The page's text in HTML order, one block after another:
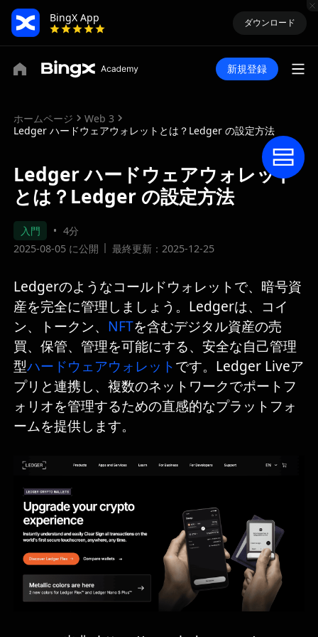
BingX App
ダウンロード
新規登録
ホームページ
Web 3
Ledger ハードウェアウォレットとは？Ledger の設定方法
Ledger ハードウェアウォレット
とは？Ledger の設定方法
入門
4分
2025-08-05 に公開
最終更新：2025-12-25
Ledgerのようなコールドウォレットで、暗号資
産を完全に管理しましょう。Ledgerは、コイ
ン、トークン、
NFTを含むデジタル資産の売
買、保管、管理を可能にする、安全な自己管理
型ハードウェアウォレット です。Ledger Liveア
プリと連携し、複数のネットワークでポートフ
ォリオを管理するための直感的なプラットフォ
ームを提供します。